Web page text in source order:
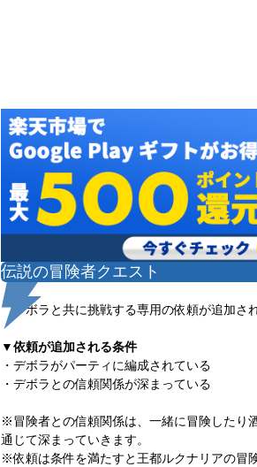
伝説の冒険者クエスト
デボラと共に挑戦する専用の依頼が追加され
▼依頼が追加される条件
・デボラがパーティに編成されている
・デボラとの信頼関係が深まっている
※冒険者との信頼関係は、一緒に冒険したり
通じて深まっていきます。
※依頼は条件を満たすと王都ルクナリアの冒